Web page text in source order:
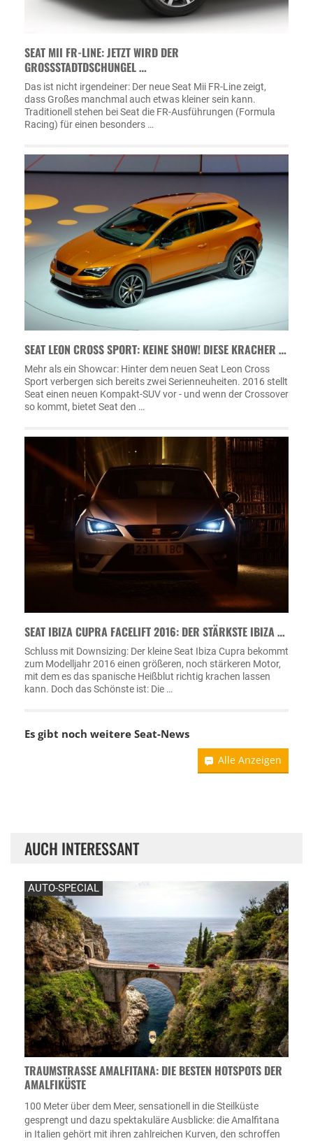
SEAT MII FR-LINE: JETZT WIRD DER
GROSSSTADTDSCHUNGEL …
Das ist nicht irgendeiner: Der neue Seat Mii FR-Line zeigt,
dass Großes manchmal auch etwas kleiner sein kann.
Traditionell stehen bei Seat die FR-Ausführungen (Formula
Racing) für einen besonders …
SEAT LEON CROSS SPORT: KEINE SHOW! DIESE KRACHER …
Mehr als ein Showcar: Hinter dem neuen Seat Leon Cross
Sport verbergen sich bereits zwei Serienneuheiten. 2016 stellt
Seat einen neuen Kompakt-SUV vor - und wenn der Crossover
so kommt, bietet Seat den …
SEAT IBIZA CUPRA FACELIFT 2016: DER STÄRKSTE IBIZA …
Schluss mit Downsizing: Der kleine Seat Ibiza Cupra bekommt
zum Modelljahr 2016 einen größeren, noch stärkeren Motor,
mit dem es das spanische Heißblut richtig krachen lassen
kann. Doch das Schönste ist: Die …
Es gibt noch weitere Seat-News
Alle Anzeigen
AUCH INTERESSANT
AUTO-SPECIAL
TRAUMSTRASSE AMALFITANA: DIE BESTEN HOTSPOTS DER A
MALFIKÜSTE
100 Meter über dem Meer, sensationell in die Steilküste
gesprengt und dazu spektakuläre Ausblicke: die Amalfitana
in Italien gehört mit ihren zahlreichen Kurven, den schroffen